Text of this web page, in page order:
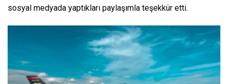
sosyal medyada yaptıkları paylaşımla teşekkür etti.